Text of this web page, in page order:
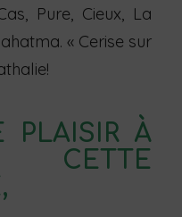
Pure, Cieux, La
« Cerise sur
PLAISIR À
CETTE